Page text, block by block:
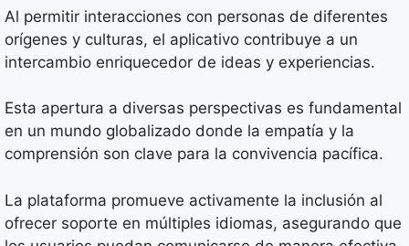
Al permitir interacciones con personas de diferentes
orígenes y culturas, el aplicativo contribuye a un
intercambio enriquecedor de ideas y experiencias.
Esta apertura a diversas perspectivas es fundamental
en un mundo globalizado donde la empatía y la
comprensión son clave para la convivencia pacífica.
La plataforma promueve activamente la inclusión al
ofrecer soporte en múltiples idiomas, asegurando que